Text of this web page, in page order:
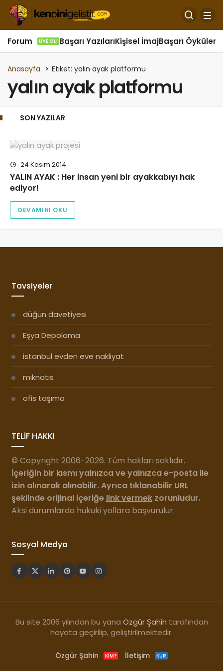
Forum ÜYE OL! Başarı YazılarıKişisel İmajBaşarı Öyküleri
Anasayfa Etiket: yalın ayak platformu
yalın ayak platformu
SON YAZILAR
24 Kasım 2014
YALIN AYAK : Her insan yeni bir ayakkabıyı hak
ediyor!
DEVAMINI OKU
Tavsiyeler
düğün davetiyesi
Eşya Depolama
istanbul evden eve nakliyat
mıknatıs
ofis taşıma
TELİF HAKKI
© Copyright 2006-2026. Tüm hakları saklıdır.
İçeriğin bir kısmı yalnızca ve yalnızca e-posta ile
izin alınarakalınabilir. Ayrıca tıklanabilir URL
şeklinde orijinal içeriğe link vermekzorunludur.
Aksi durumlarda hukuki yollara başvurulur.
Sosyal Medya
Bu site 2006 yılından bu yana Özgür Şahin tarafından
hayata geçirilip, geliştirilmektedir.
Özgür Şahin KIM? İletişim KUR